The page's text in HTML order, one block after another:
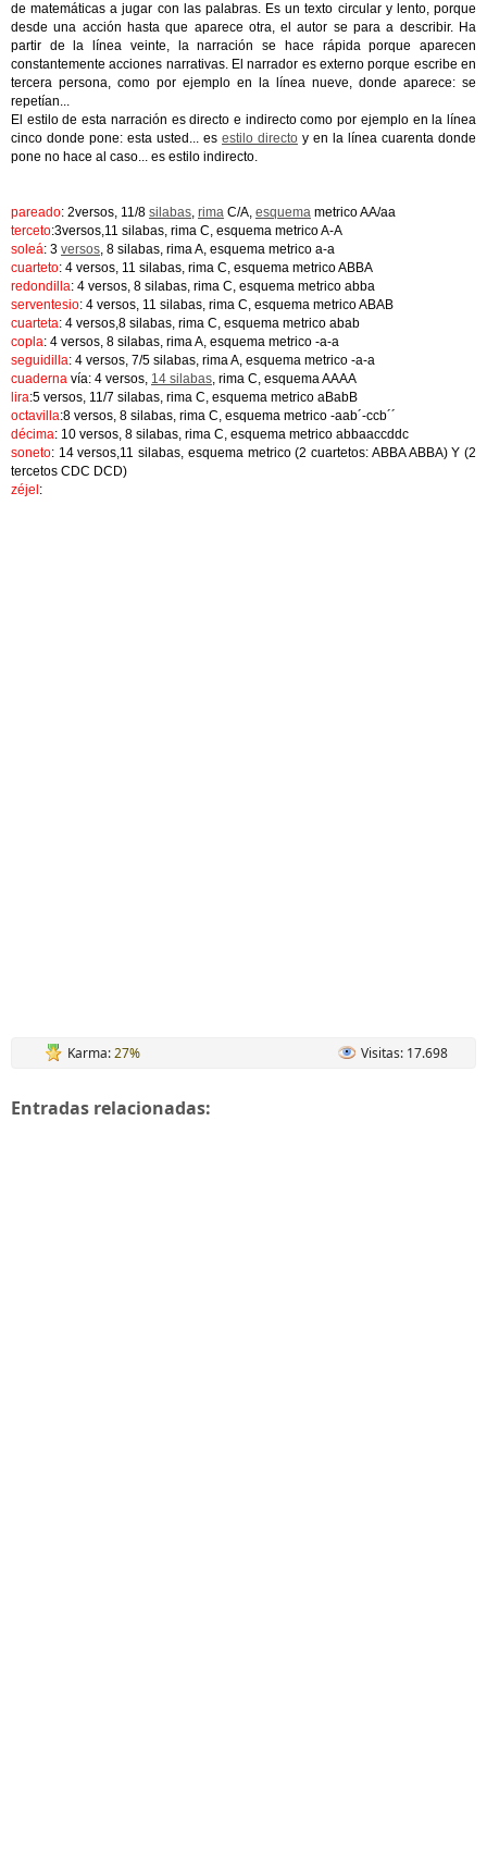
de matemáticas a jugar con las palabras. Es un texto circular y lento, porque
desde una acción hasta que aparece otra, el autor se para a describir. Ha
partir de la línea veinte, la narración se hace rápida porque aparecen
constantemente acciones narrativas. El narrador es externo porque escribe en
tercera persona, como por ejemplo en la línea nueve, donde aparece: se
repetían...
El estilo de esta narración es directo e indirecto como por ejemplo en la línea
cinco donde pone: esta usted... es estilo directo y en la línea cuarenta donde
pone no hace al caso... es estilo indirecto.
pareado: 2versos, 11/8 silabas, rima C/A, esquema metrico AA/aa
terceto:3versos,11 silabas, rima C, esquema metrico A-A
soleá: 3 versos, 8 silabas, rima A, esquema metrico a-a
cuarteto: 4 versos, 11 silabas, rima C, esquema metrico ABBA
redondilla: 4 versos, 8 silabas, rima C, esquema metrico abba
serventesio: 4 versos, 11 silabas, rima C, esquema metrico ABAB
cuarteta: 4 versos,8 silabas, rima C, esquema metrico abab
copla: 4 versos, 8 silabas, rima A, esquema metrico -a-a
seguidilla: 4 versos, 7/5 silabas, rima A, esquema metrico -a-a
cuaderna vía: 4 versos, 14 silabas, rima C, esquema AAAA
lira:5 versos, 11/7 silabas, rima C, esquema metrico aBabB
octavilla:8 versos, 8 silabas, rima C, esquema metrico -aab´-ccb´´
décima: 10 versos, 8 silabas, rima C, esquema metrico abbaaccddc
soneto: 14 versos,11 silabas, esquema metrico (2 cuartetos: ABBA ABBA) Y (2
tercetos CDC DCD)
zéjel :
Karma:27% Visitas: 17.698
Entradas relacionadas: